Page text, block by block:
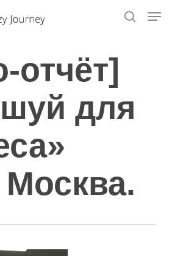
отчёт]
для
Москва.